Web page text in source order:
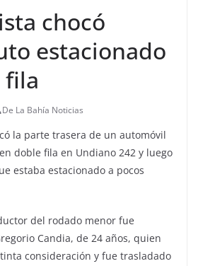
chocó
estacionado
fila
De La Bahía Noticias
la parte trasera de un automóvil
doble fila en Undiano 242 y luego
estaba estacionado a pocos
del rodado menor fue
Candia, de 24 años, quien
consideración y fue trasladado